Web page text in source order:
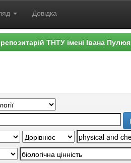
Довідка
ТНТУ імені Івана Пулюя